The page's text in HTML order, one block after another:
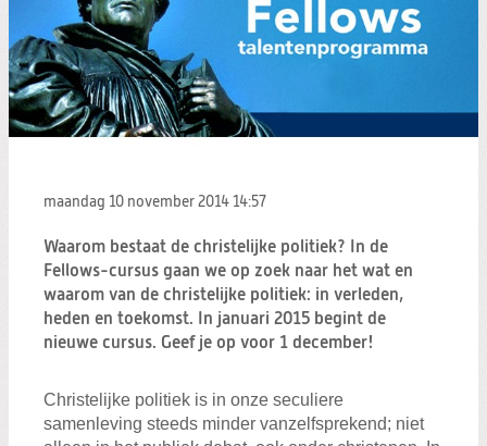
maandag 10 november 2014 14:57
Waarom bestaat de christelijke politiek? In de
Fellows-cursus gaan we op zoek naar het wat en
waarom van de christelijke politiek: in verleden,
heden en toekomst. In januari 2015 begint de
nieuwe cursus. Geef je op voor 1 december!
Christelijke politiek is in onze seculiere
samenleving steeds minder vanzelfsprekend; niet